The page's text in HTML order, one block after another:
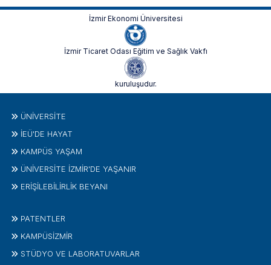
İzmir Ekonomi Üniversitesi
İzmir Ticaret Odası Eğitim ve Sağlık Vakfı
kuruluşudur.
ÜNIVERSITE
İEÜ'DE HAYAT
KAMPÜS YAŞAM
ÜNİVERSİTE İZMİR'DE YAŞANIR
ERİŞİLEBİLİRLİK BEYANI
PATENTLER
KAMPÜSİZMIR
STÜDYO VE LABORATUVARLAR